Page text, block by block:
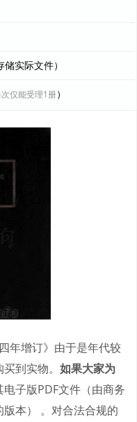
实际文件）
仅能受理1册）
年增订》由于是年代较
到实物。 如果大家为
电子版PDF文件（由商务
本） 。对合法合规的